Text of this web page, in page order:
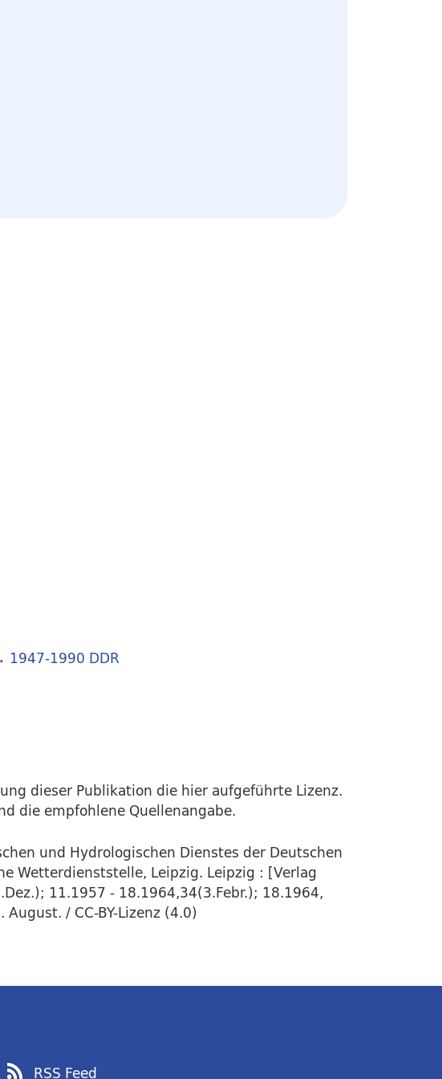
1947-1990 DDR
dieser Publikation die hier aufgeführte Lizenz.
die empfohlene Quellenangabe.
und Hydrologischen Dienstes der Deutschen
Wetterdienststelle, Leipzig. Leipzig : [Verlag
11.1957 - 18.1964,34(3.Febr.); 18.1964,
/ CC-BY-Lizenz (4.0)
RSS Feed